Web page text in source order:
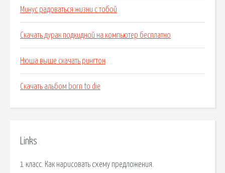
Минус радоваться жизни с тобой
Скачать дурак подкидной на компьютер бесплатно
Нюша выше скачать рингтон
Скачать альбом born to die
Links
1 класс. Как нарисовать схему предложения.